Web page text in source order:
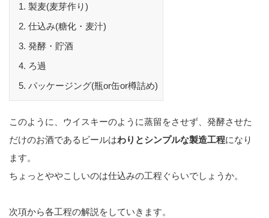
製麦(麦芽作り)
仕込み(糖化・麦汁)
発酵・貯酒
ろ過
パッケージング(瓶or缶or樽詰め)
このように、ウイスキーのように蒸留をさせず、発酵させた
だけのお酒であるビールはわりとシンプルな製造工程になり
ます。
ちょっとややこしいのは仕込みの工程ぐらいでしょうか。
次項から各工程の解説をしていきます。